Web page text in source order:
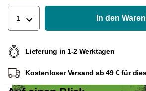
1 In den
Lieferung in 1-2 Werktagen
Kostenloser Versand ab 49 € für